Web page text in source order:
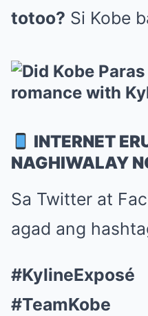
totoo? Si Kobe
INTERNET
NAGHIWALAY
Sa Twitter at
agad ang
#KylineExposé
#TeamKobe